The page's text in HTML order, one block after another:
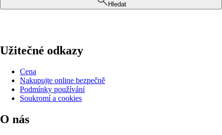
Hledat
Užitečné odkazy
Cena
Nakupujte online bezpečně
Podmínky používání
Soukromí a cookies
O nás